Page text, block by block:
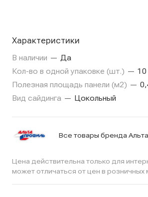
Характеристики
В наличии — Да
Кол-во в одной упаковке (шт.) — 10
Полезная площадь панели (м2) —
Вид сайдинга — Цокольный
Все товары бренда
Цена действительна только для
может отличаться от цен в розничных